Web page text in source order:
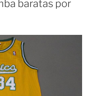
baratas por